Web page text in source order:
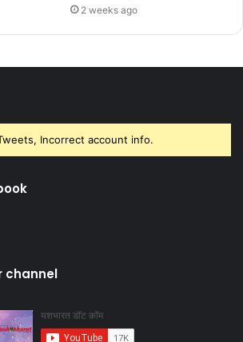
2 weeks ago
Incorrect account info.
channel